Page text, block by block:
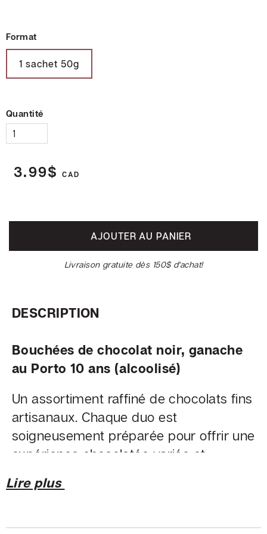
Format
1 sachet 50g
Quantité
3.99$ CAD
AJOUTER AU PANIER
Livraison gratuite dès 150$ d'achat!
DESCRIPTION
Bouchées de chocolat noir, ganache
au Porto 10 ans (alcoolisé)
Un assortiment raffiné de chocolats fins
artisanaux. Chaque duo est
soigneusement préparée pour offrir une
expérience chocolatée variée et
cher ou se faire plaisir.
Lire plus
Foodtruck
M.
Cornet
corporatifs
Soirée
Collaborations
Facebook
Beljade